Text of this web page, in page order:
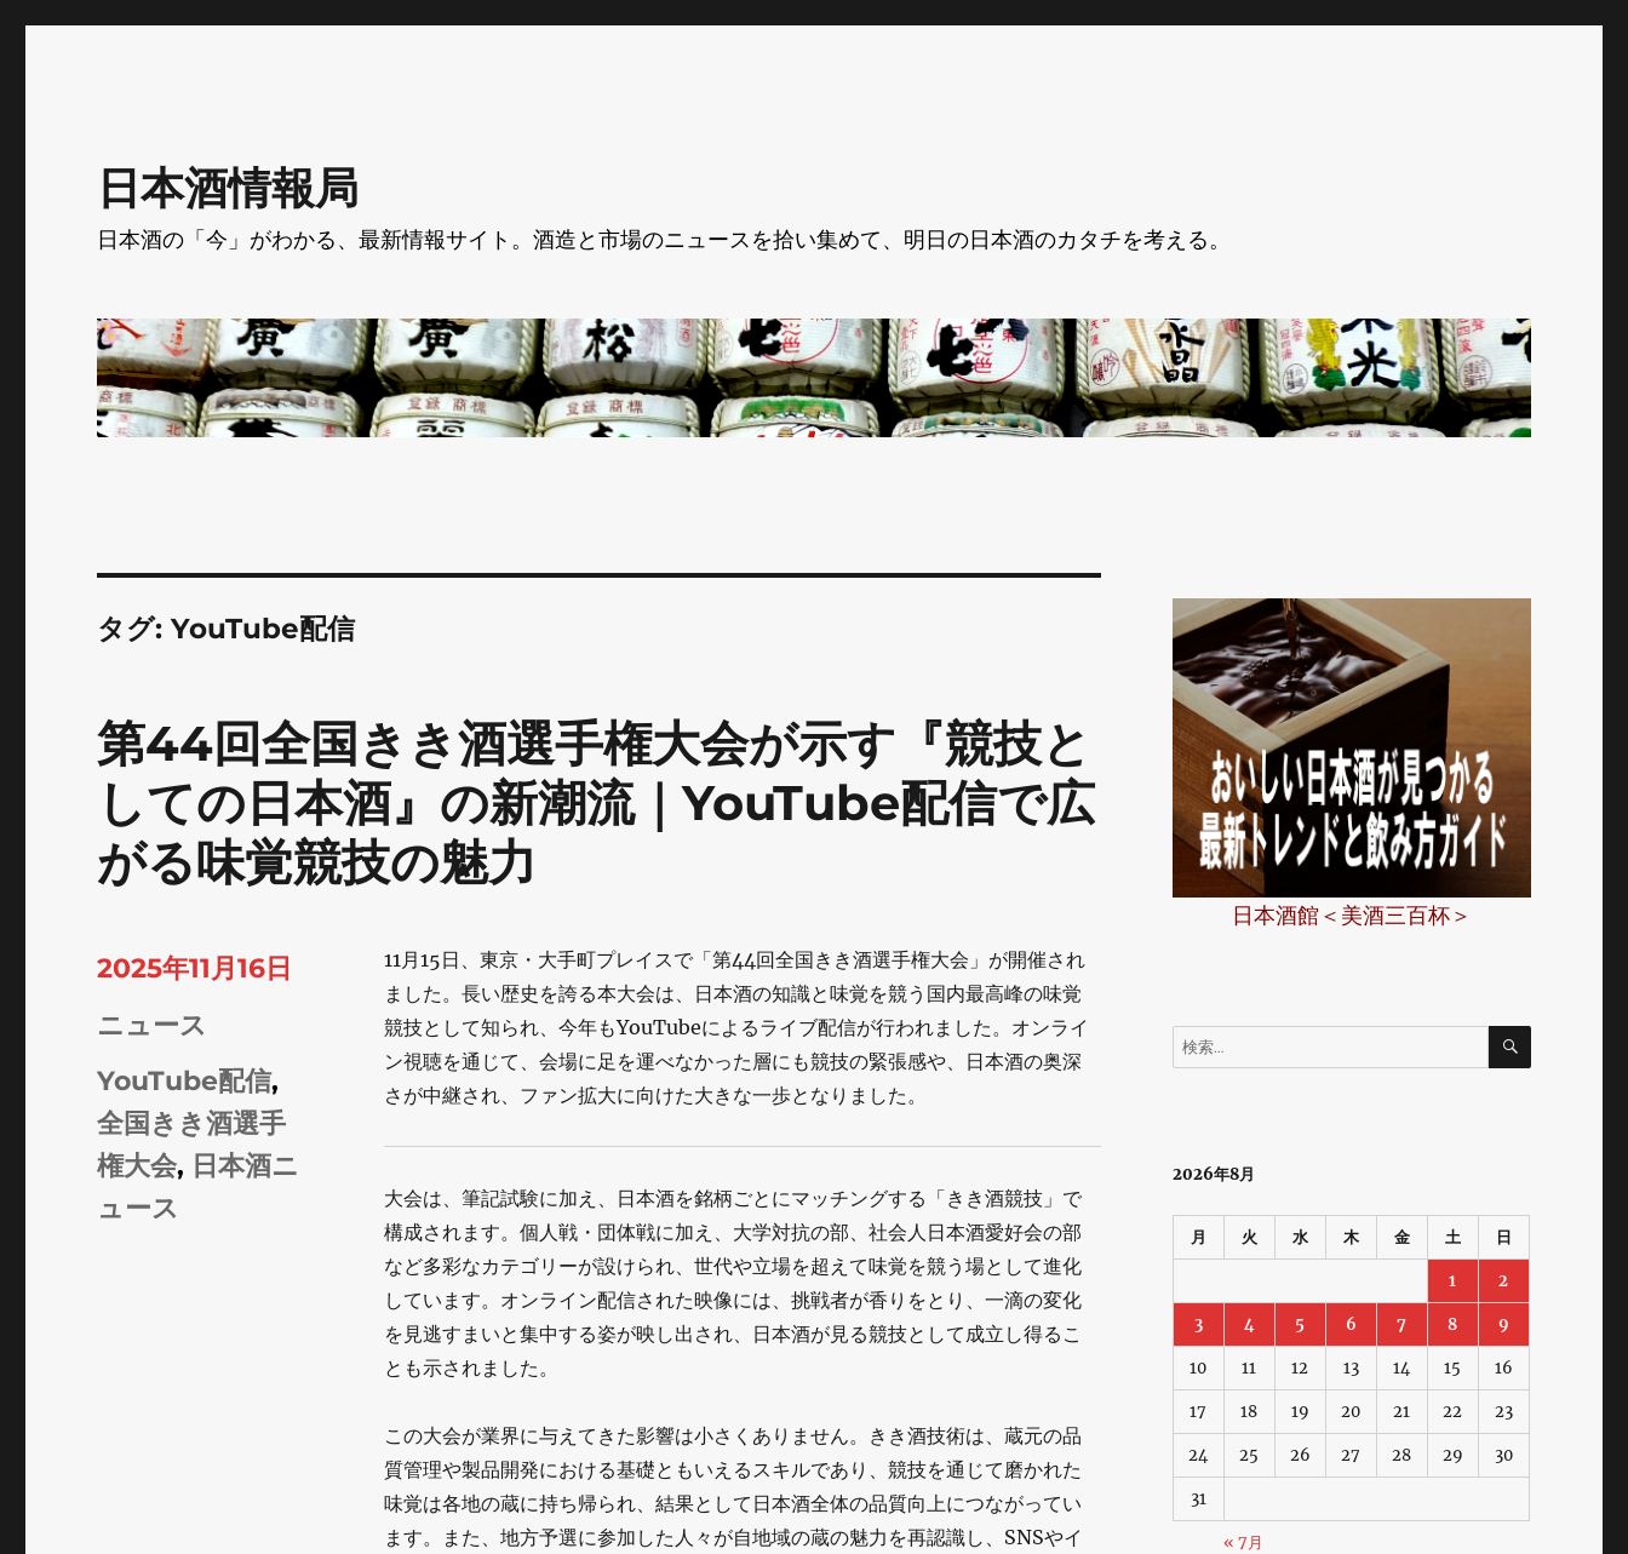
日本酒情報局
日本酒の「今」がわかる、最新情報サイト。酒造と市場のニュースを拾い集めて、明日の日本酒のカタチを考える。
タグ:YouTube配信
第44回全国きき酒選手権大会が示す『競技と
しての日本酒』の新潮流｜YouTube配信で広
がる味覚競技の魅力
11月15日、東京・大手町プレイスで「第44回全国きき酒選手権大会」が開催され
ました。長い歴史を誇る本大会は、日本酒の知識と味覚を競う国内最高峰の味覚
競技として知られ、今年もYouTubeによるライブ配信が行われました。オンライ
ン視聴を通じて、会場に足を運べなかった層にも競技の緊張感や、日本酒の奥深
さが中継され、ファン拡大に向けた大きな一歩となりました。
大会は、筆記試験に加え、日本酒を銘柄ごとにマッチングする「きき酒競技」で
構成されます。個人戦・団体戦に加え、大学対抗の部、社会人日本酒愛好会の部
など多彩なカテゴリーが設けられ、世代や立場を超えて味覚を競う場として進化
しています。オンライン配信された映像には、挑戦者が香りをとり、一滴の変化
を見逃すまいと集中する姿が映し出され、日本酒が見る競技として成立し得るこ
とも示されました。
この大会が業界に与えてきた影響は小さくありません。きき酒技術は、蔵元の品
質管理や製品開発における基礎ともいえるスキルであり、競技を通じて磨かれた
味覚は各地の蔵に持ち帰られ、結果として日本酒全体の品質向上につながってい
ます。また、地方予選に参加した人々が自地域の蔵の魅力を再認識し、SNSやイ
投
稿
2025年11月16日
カ
テ
ゴ
リ
ニュース
タ
グ
YouTube配信,
全国きき酒選手
権大会, 日本酒ニ
ュース
日本酒館＜美酒三百杯＞
検
索:
検
2026年8月
月 火 水 木 金 土 日
1 2
3 4 5 6 7 8 9
10 11 12 13 14 15 16
17 18 19 20 21 22 23
24 25 26 27 28 29 30
31
« 7月